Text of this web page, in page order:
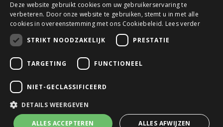
Tuincentrum Bloemist Kamerplanten Kunstbloemen
Buitenplanten
Tuinmeubelen
© GroenRijk Den Bosch
Tuincentrum Overzicht
Algemene voorwaarden
Deze website gebruikt cookies om uw gebruikerservaring te
verbeteren. Door onze website te gebruiken, stemt u in met alle
cookies in overeenstemming met ons Cookiebeleid. Lees verder
STRIKT NOODZAKELIJK
PRESTATIE
TARGETING FUNCTIONEEL
NIET-GECLASSIFICEERD
DETAILS WEERGEVEN
ALLES ACCEPTEREN ALLES AFWIJZEN